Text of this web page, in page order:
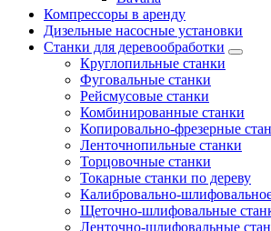
Компрессоры в аренду
Дизельные насосные установки
Станки для деревообработки
Круглопильные станки
Фуговальные станки
Рейсмусовые станки
Комбинированные станки
Копировально-фрезерные
Ленточнопильные станки
Торцовочные станки
Токарные станки по дереву
Калибровально-
Щеточно-шлифовальные
Ленточно-шлифовальные